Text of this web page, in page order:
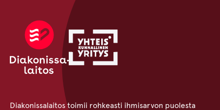
Diakonissalaitos toimii rohkeasti ihmisarvon puolesta